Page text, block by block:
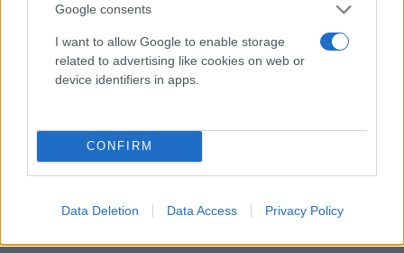
Google consents
I want to allow Google to enable storage
related to advertising like cookies on web or
device identifiers in apps.
CONFIRM
Data Deletion Data Access Privacy Policy
Εκκλησία Θεοφάνεια: Προσφεύγει στο ΕΣΡ για
«ψευδή δημοσιεύματα»